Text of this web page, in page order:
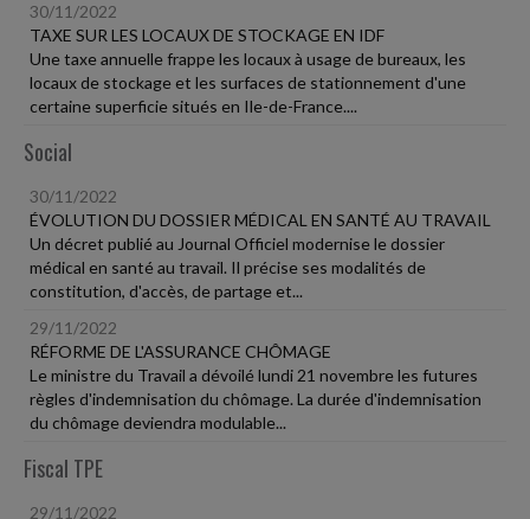
30/11/2022
TAXE SUR LES LOCAUX DE STOCKAGE EN IDF
Une taxe annuelle frappe les locaux à usage de bureaux, les
locaux de stockage et les surfaces de stationnement d'une
certaine superficie situés en Ile-de-France....
Social
30/11/2022
ÉVOLUTION DU DOSSIER MÉDICAL EN SANTÉ AU TRAVAIL
Un décret publié au Journal Officiel modernise le dossier
médical en santé au travail. Il précise ses modalités de
constitution, d'accès, de partage et...
29/11/2022
RÉFORME DE L'ASSURANCE CHÔMAGE
Le ministre du Travail a dévoilé lundi 21 novembre les futures
règles d'indemnisation du chômage. La durée d'indemnisation
du chômage deviendra modulable...
Fiscal TPE
29/11/2022